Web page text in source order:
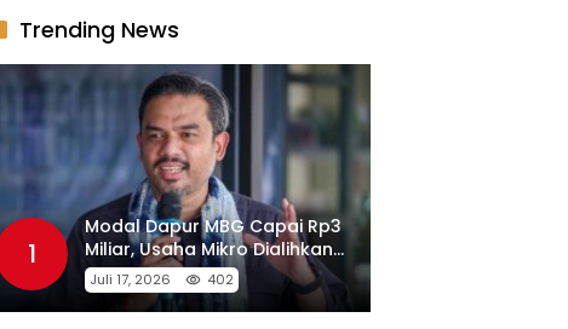
Trending News
1
Modal Dapur MBG Capai Rp3
Miliar, Usaha Mikro Dialihkan
Jadi Pemasok
Juli 17, 2026 402